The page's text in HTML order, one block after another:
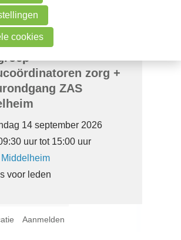
zorg +
ZAS
14 september 2026
uur tot 15:00 uur
voor leden
Aanmelden
Vacatures
Login
cookies